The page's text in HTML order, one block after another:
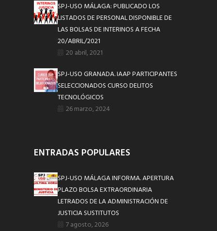
SPJ-USO MÁLAGA: PUBLICADO LOS
LISTADOS DE PERSONAL DISPONIBLE DE
LAS BOLSAS DE INTERINOS A FECHA
20/ABRIL/2021
20 abril, 2021
SPJ-USO GRANADA. IAAP PARTICIPANTES
SELECCIONADOS CURSO DELITOS
TECNOLÓGICOS
26 marzo, 2024
ENTRADAS POPULARES
SPJ-USO MÁLAGA INFORMA. APERTURA
PLAZO BOLSA EXTRAORDINARIA
LETRADOS DE LA ADMINISTRACIÓN DE
JUSTICIA SUSTITUTOS
7 agosto, 2026